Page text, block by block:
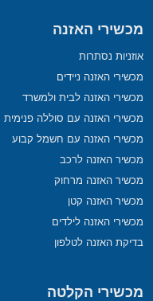
מכשירי האזנה
אוזניות נסתרות
מכשירי האזנה ניידים
מכשירי האזנה לבית ולמשרד
מכשירי האזנה עם סוללה פנימית
מכשירי האזנה עם חשמל קבוע
מכשיר האזנה לרכב
מכשיר האזנה מרחוק
מכשיר האזנה קטן
מכשירי האזנה לילדים
בדיקת האזנה לטלפון
מכשירי הקלטה